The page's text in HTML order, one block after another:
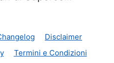
Disclaimer
Termini e Condizioni